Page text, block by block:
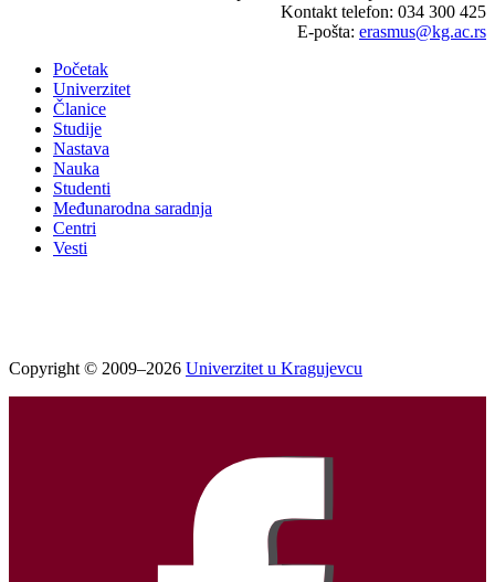
Kontakt telefon: 034 300 425
E-pošta: erasmus@kg.ac.rs
Početak
Univerzitet
Članice
Studije
Nastava
Nauka
Studenti
Međunarodna saradnja
Centri
Vesti
Copyright © 2009–2026 Univerzitet u Kragujevcu